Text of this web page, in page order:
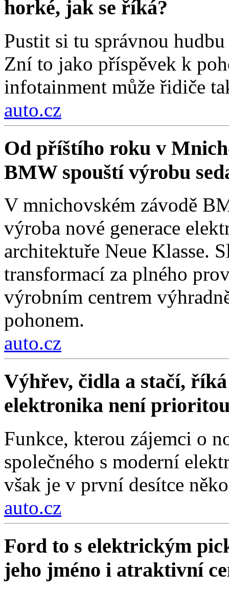
horké, jak se říká?
Pustit si tu správnou
Zní to jako příspěvek k
infotainment může řidiče
auto.cz
Od příštího roku v
BMW spouští výrobu
V mnichovském závodě
výroba nové generace
architektuře Neue Klasse.
transformací za plného
výrobním centrem
pohonem.
auto.cz
Výhřev, čidla a stačí,
elektronika není
Funkce, kterou zájemci o
společného s moderní
však je v první desítce
auto.cz
Ford to s elektrickým
jeho jméno i atraktivní